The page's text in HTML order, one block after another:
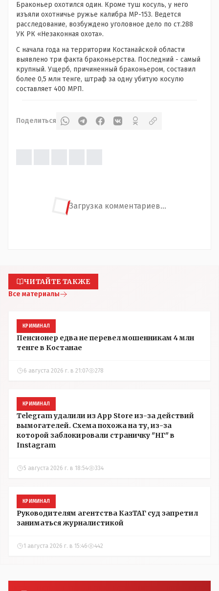
Браконьер охотился один. Кроме туш косуль, у него
изъяли охотничье ружье калибра МР-153. Ведется
расследование, возбуждено уголовное дело по ст.288
УК РК «Незаконная охота».
С начала года на территории Костанайской области
выявлено три факта браконьерства. Последний - самый
крупный. Ущерб, причиненный браконьером, составил
более 0,5 млн тенге, штраф за одну убитую косулю
составляет 400 МРП.
Поделиться
Загрузка комментариев...
ЧИТАЙТЕ ТАКЖЕ
Все материалы
КРИМИНАЛ
Пенсионер едва не перевел мошенникам 4 млн
тенге в Костанае
6 августа 2026 г. в 21:07 278
КРИМИНАЛ
Telegram удалили из App Store из-за действий
вымогателей. Схема похожа на ту, из-за
которой заблокировали страничку "НГ" в
Instagram
5 августа 2026 г. в 18:54 334
КРИМИНАЛ
Руководителям агентства КазТАГ суд запретил
заниматься журналистикой
1 августа 2026 г. в 15:46 442